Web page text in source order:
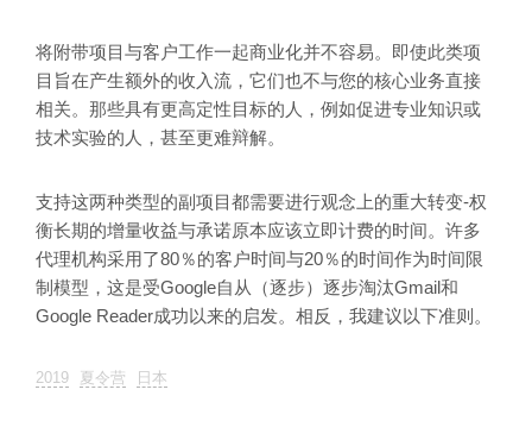
将附带项目与客户工作一起商业化并不容易。即使此类项
目旨在产生额外的收入流，它们也不与您的核心业务直接
相关。那些具有更高定性目标的人，例如促进专业知识或
技术实验的人，甚至更难辩解。
支持这两种类型的副项目都需要进行观念上的重大转变-权
衡长期的增量收益与承诺原本应该立即计费的时间。许多
代理机构采用了80％的客户时间与20％的时间作为时间限
制模型，这是受Google自从（逐步）逐步淘汰Gmail和
Google Reader成功以来的启发。相反，我建议以下准则。
2019 夏令营 日本